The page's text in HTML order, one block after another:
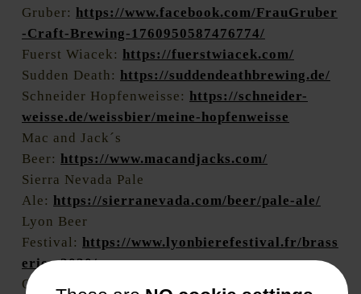
Gruber: https://www.facebook.com/FrauGruber
-Craft-Brewing-1760950587476774/
Fuerst Wiacek: https://fuerstwiacek.com/
Sudden Death: https://suddendeathbrewing.de/
Schneider Hopfenweisse: https://schneider-
weisse.de/weissbier/meine-hopfenweisse
Mac and Jack´s
Beer: https://www.macandjacks.com/
Sierra Nevada Pale
Ale: https://sierranevada.com/beer/pale-ale/
Lyon Beer
Festival: https://www.lyonbierefestival.fr/brass
eries-2020/
Other Half